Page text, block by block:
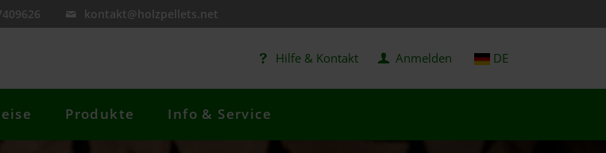
kontakt@holzpellets.net
Hilfe & Kontakt Anmelden DE
Produkte Info & Service